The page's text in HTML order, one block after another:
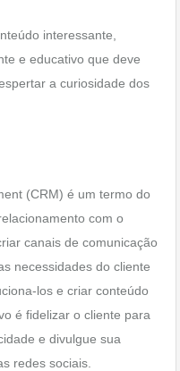
interessante,
e educativo que deve
a curiosidade dos
(CRM) é um termo do
com o
canais de comunicação
necessidades do cliente
los e criar conteúdo
é fidelizar o cliente para
e divulgue sua
redes sociais.